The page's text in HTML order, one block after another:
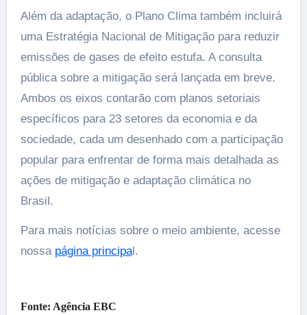
Além da adaptação, o Plano Clima também incluirá
uma Estratégia Nacional de Mitigação para reduzir
emissões de gases de efeito estufa. A consulta
pública sobre a mitigação será lançada em breve.
Ambos os eixos contarão com planos setoriais
específicos para 23 setores da economia e da
sociedade, cada um desenhado com a participação
popular para enfrentar de forma mais detalhada as
ações de mitigação e adaptação climática no
Brasil.
Para mais notícias sobre o meio ambiente, acesse
nossa página principal.
Fonte: Agência EBC